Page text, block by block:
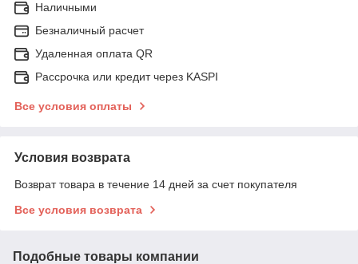
Наличными
Безналичный расчет
Удаленная оплата QR
Рассрочка или кредит через KASPI
Все условия оплаты
Условия возврата
Возврат товара в течение 14 дней за счет покупателя
Все условия возврата
Подобные товары компании